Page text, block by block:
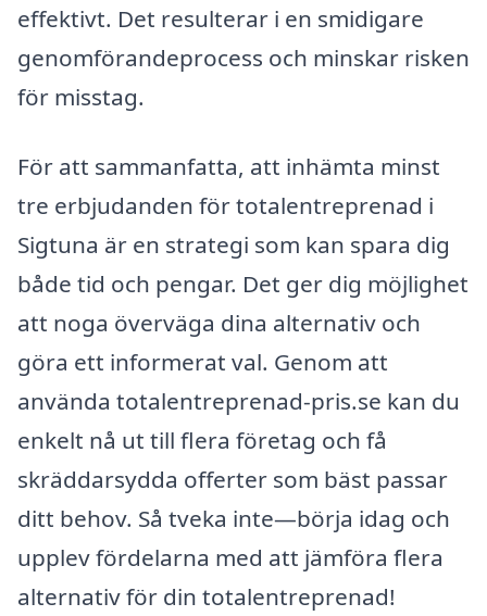
effektivt. Det resulterar i en smidigare
genomförandeprocess och minskar risken
för misstag.
För att sammanfatta, att inhämta minst
tre erbjudanden för totalentreprenad i
Sigtuna är en strategi som kan spara dig
både tid och pengar. Det ger dig möjlighet
att noga överväga dina alternativ och
göra ett informerat val. Genom att
använda totalentreprenad-pris.se kan du
enkelt nå ut till flera företag och få
skräddarsydda offerter som bäst passar
ditt behov. Så tveka inte—börja idag och
upplev fördelarna med att jämföra flera
alternativ för din totalentreprenad!